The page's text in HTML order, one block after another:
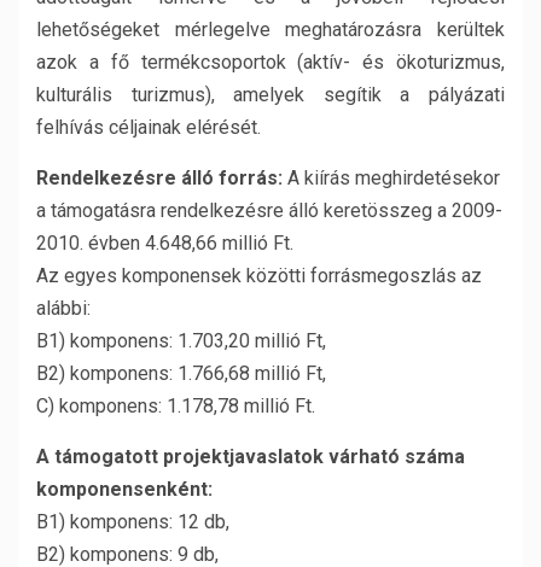
lehetőségeket mérlegelve meghatározásra kerültek
azok a fő termékcsoportok (aktív- és ökoturizmus,
kulturális turizmus), amelyek segítik a pályázati
felhívás céljainak elérését.
Rendelkezésre álló forrás: A kiírás meghirdetésekor
a támogatásra rendelkezésre álló keretösszeg a 2009-
2010. évben 4.648,66 millió Ft.
Az egyes komponensek közötti forrásmegoszlás az
alábbi:
B1) komponens: 1.703,20 millió Ft,
B2) komponens: 1.766,68 millió Ft,
C) komponens: 1.178,78 millió Ft.
A támogatott projektjavaslatok várható száma
komponensenként:
B1) komponens: 12 db,
B2) komponens: 9 db,